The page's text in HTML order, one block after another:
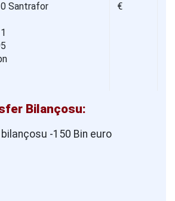
Santrafor
€
Bilançosu:
-150 Bin euro